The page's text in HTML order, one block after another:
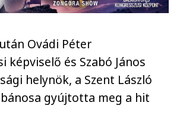
Ovádi Péter
képviselő és Szabó János
helynök, a Szent László
gyújtotta meg a hit